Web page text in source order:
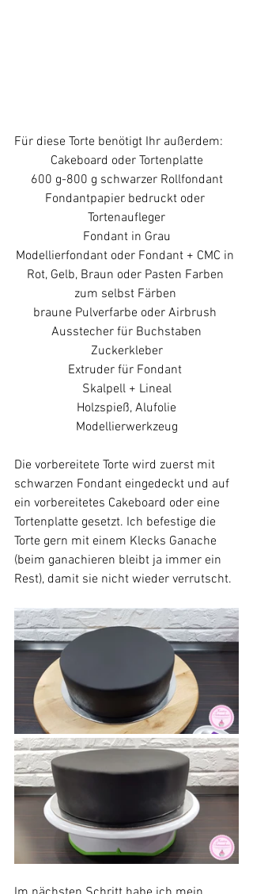
Für diese Torte benötigt Ihr außerdem:
Cakeboard oder Tortenplatte
600 g-800 g schwarzer Rollfondant
Fondantpapier bedruckt oder
Tortenaufleger
Fondant in Grau
Modellierfondant oder Fondant + CMC in
Rot, Gelb, Braun oder Pasten Farben
zum selbst Färben
braune Pulverfarbe oder Airbrush
Ausstecher für Buchstaben
Zuckerkleber
Extruder für Fondant
Skalpell + Lineal
Holzspieß, Alufolie
Modellierwerkzeug
Die vorbereitete Torte wird zuerst mit
schwarzen Fondant eingedeckt und auf
ein vorbereitetes Cakeboard oder eine
Tortenplatte gesetzt. Ich befestige die
Torte gern mit einem Klecks Ganache
(beim ganachieren bleibt ja immer ein
Rest), damit sie nicht wieder verrutscht.